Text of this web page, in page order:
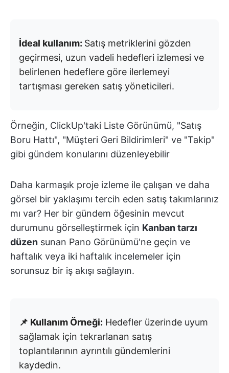
İdeal kullanım: Satış metriklerini gözden
geçirmesi, uzun vadeli hedefleri izlemesi ve
belirlenen hedeflere göre ilerlemeyi
tartışması gereken satış yöneticileri.
Örneğin, ClickUp'taki Liste Görünümü, "Satış
Boru Hattı", "Müşteri Geri Bildirimleri" ve "Takip"
gibi gündem konularını düzenleyebilir
Daha karmaşık proje izleme ile çalışan ve daha
görsel bir yaklaşımı tercih eden satış takımlarınız
mı var? Her bir gündem öğesinin mevcut
durumunu görselleştirmek için Kanban tarzı
düzen sunan Pano Görünümü'ne geçin ve
haftalık veya iki haftalık incelemeler için
sorunsuz bir iş akışı sağlayın.
📌 Kullanım Örneği: Hedefler üzerinde uyum
sağlamak için tekrarlanan satış
toplantılarının ayrıntılı gündemlerini
kaydedin.